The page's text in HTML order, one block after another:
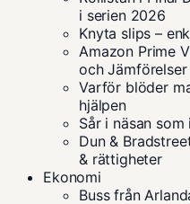
i serien 2026
Knyta slips –
Amazon Prime
och Jämförelser
Varför blöder
hjälpen
Sår i näsan
Dun &
& rättigheter
Ekonomi
Buss från